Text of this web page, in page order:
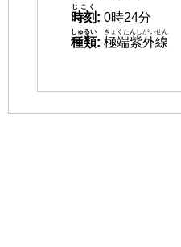
時刻
じこく
: 0時24分
種類
しゅるい
: 極端紫外線
きょくたんしがいせん